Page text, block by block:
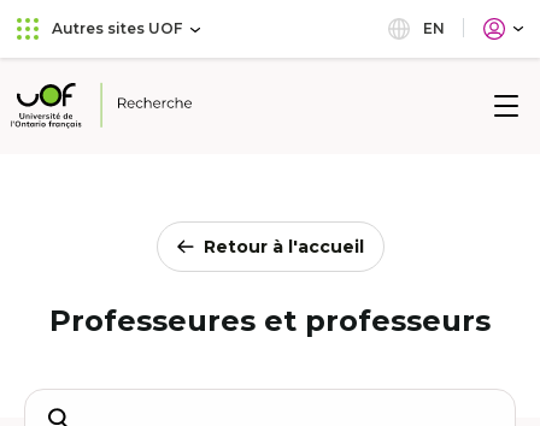
Aller
au
principal
Passer
au
Autres sites UOF EN
Université
Retour à l'accueil
Professeures et professeurs
Search